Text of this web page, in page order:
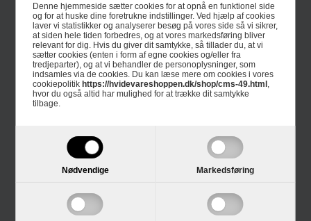
Denne hjemmeside sætter cookies for at opnå en funktionel side
og for at huske dine foretrukne indstillinger. Ved hjælp af cookies
laver vi statistikker og analyserer besøg på vores side så vi sikrer,
at siden hele tiden forbedres, og at vores markedsføring bliver
relevant for dig. Hvis du giver dit samtykke, så tillader du, at vi
sætter cookies (enten i form af egne cookies og/eller fra
tredjeparter), og at vi behandler de personoplysninger, som
indsamles via de cookies. Du kan læse mere om cookies i vores
cookiepolitikhttps://hvidevareshoppen.dk/shop/cms-49.html
hvor du også altid har mulighed for at trække dit samtykke
tilbage.
Nødvendige Markedsføring
E-mærket
4 års garanti
Guides
Links